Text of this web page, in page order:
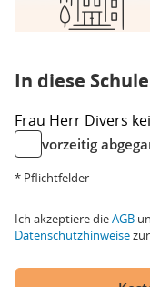
In diese
Frau Herr Divers
vorzeitig
* Pflichtfelder
Ich akzeptiere dieAGB
Datenschutzhinweise